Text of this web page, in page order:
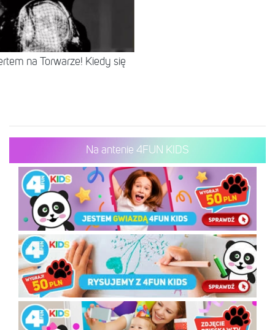
na Torwarze! Kiedy się
Na antenie 4FUN KIDS